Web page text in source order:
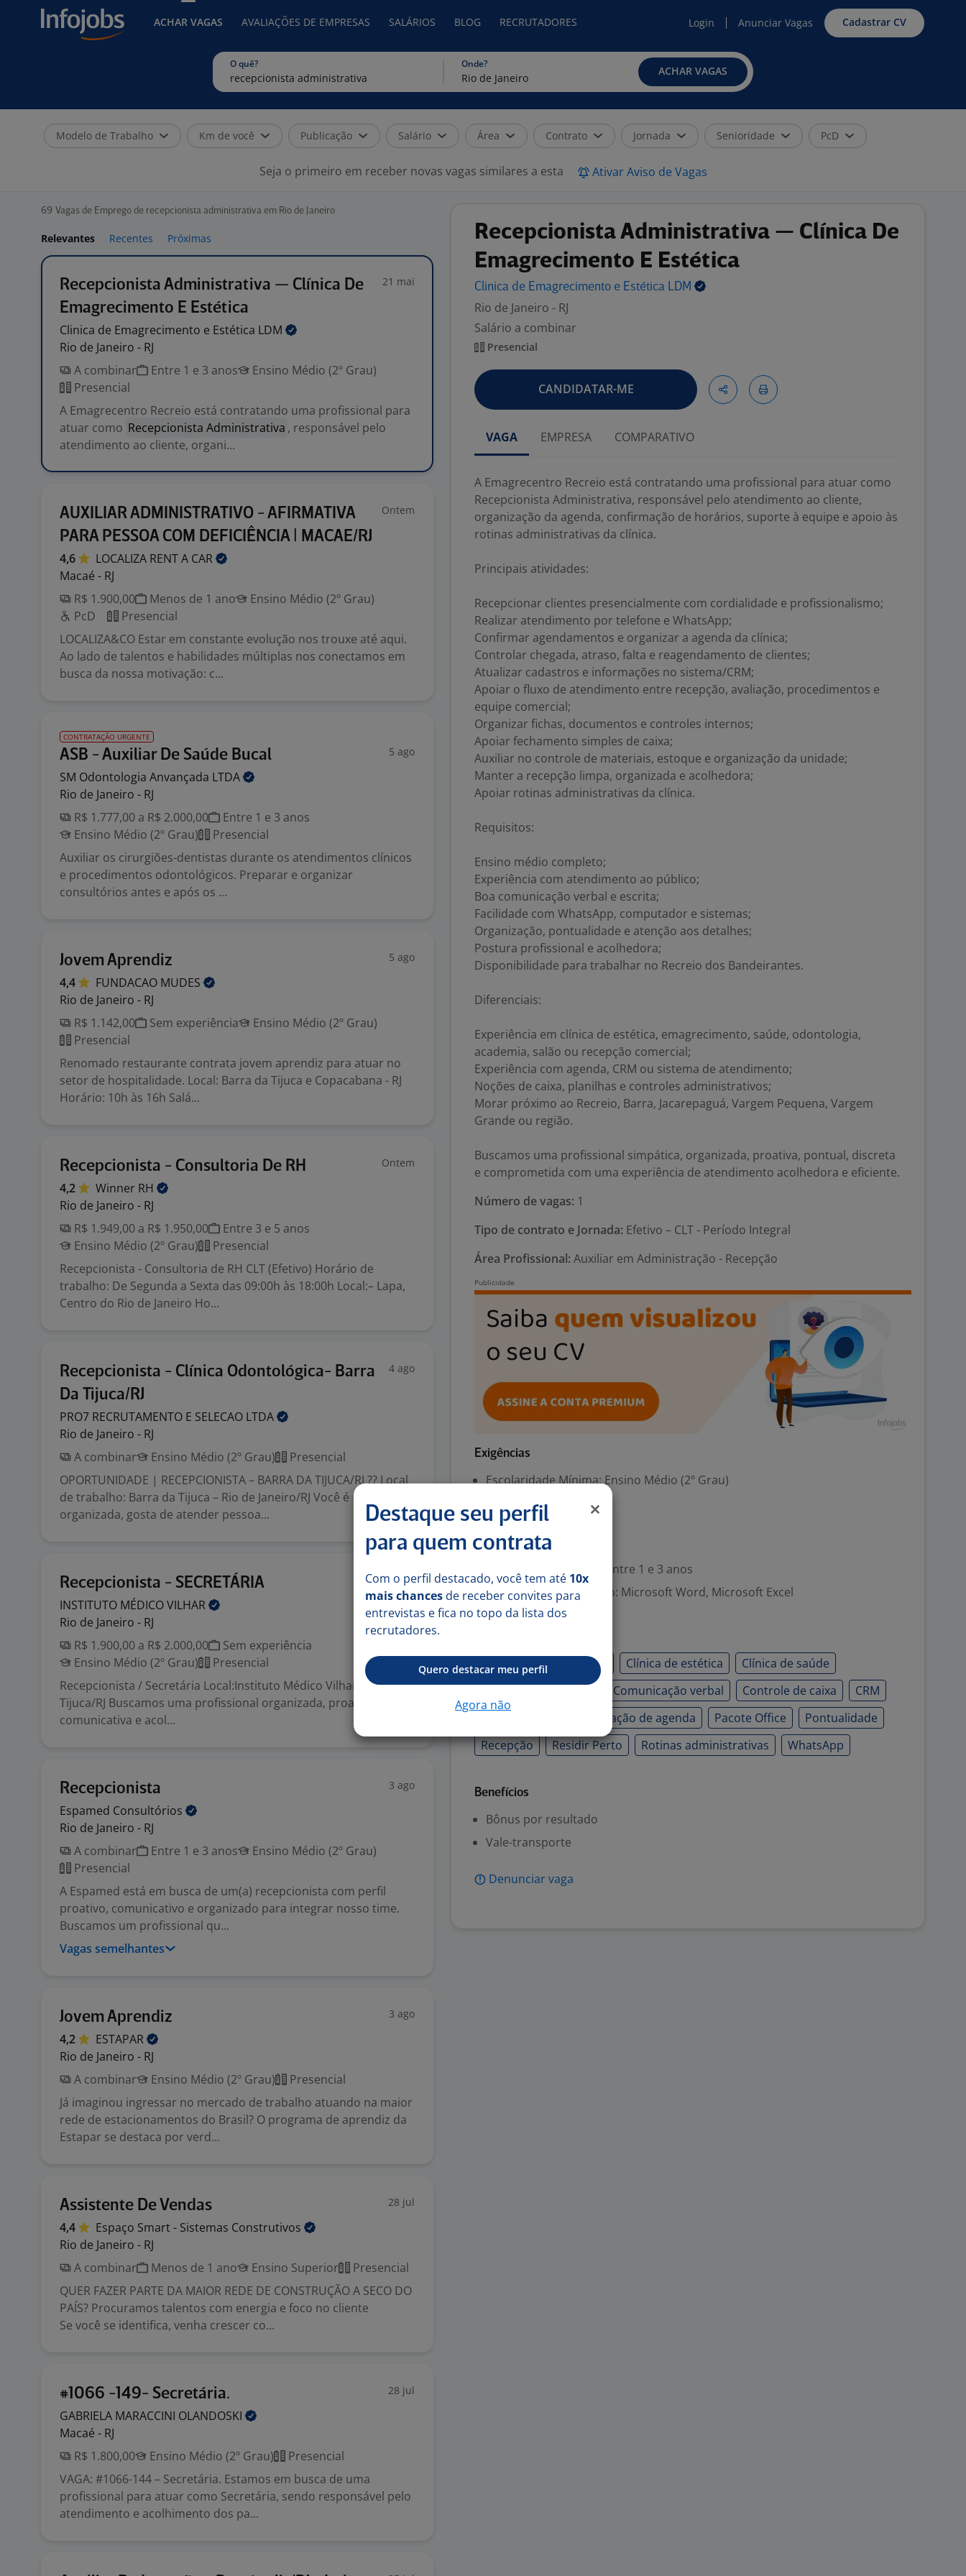
ACHAR VAGAS AVALIAÇÕES DE EMPRESAS SALÁRIOS BLOG RECRUTADORES Login Anunciar Vagas Cadastrar CV
O quê? Onde?
ACHAR VAGAS
Modelo de Trabalho Km de você Publicação Salário Área Contrato Jornada Senioridade PcD
Seja o primeiro em receber novas vagas similares a esta Ativar Aviso de Vagas
69 Vagas de Emprego de recepcionista administrativa em Rio de Janeiro
Relevantes Recentes Próximas
Recepcionista Administrativa — Clínica De
Emagrecimento E Estética
21 mai
Clinica de Emagrecimento e Estética LDM
Rio de Janeiro - RJ
A combinar
Entre 1 e 3 anos
Ensino Médio (2º Grau)
Presencial
A Emagrecentro Recreio está contratando uma profissional para
atuar como Recepcionista Administrativa , responsável pelo
atendimento ao cliente, organi...
AUXILIAR ADMINISTRATIVO - AFIRMATIVA
PARA PESSOA COM DEFICIÊNCIA | MACAE/RJ
Ontem
4,6 LOCALIZA RENT A CAR
Macaé - RJ
R$ 1.900,00
Menos de 1 ano
Ensino Médio (2º Grau)
PcD
Presencial
LOCALIZA&CO Estar em constante evolução nos trouxe até aqui.
Ao lado de talentos e habilidades múltiplas nos conectamos em
busca da nossa motivação: c...
CONTRATAÇÃO URGENTE
ASB - Auxiliar De Saúde Bucal 5 ago
SM Odontologia Anvançada LTDA
Rio de Janeiro - RJ
R$ 1.777,00 a R$ 2.000,00
Entre 1 e 3 anos
Ensino Médio (2º Grau)
Presencial
Auxiliar os cirurgiões-dentistas durante os atendimentos clínicos
e procedimentos odontológicos. Preparar e organizar
consultórios antes e após os ...
Jovem Aprendiz 5 ago
4,4 FUNDACAO MUDES
Rio de Janeiro - RJ
R$ 1.142,00
Sem experiência
Ensino Médio (2º Grau)
Presencial
Renomado restaurante contrata jovem aprendiz para atuar no
setor de hospitalidade. Local: Barra da Tijuca e Copacabana - RJ
Horário: 10h às 16h Salá...
Recepcionista - Consultoria De RH Ontem
4,2 Winner RH
Rio de Janeiro - RJ
R$ 1.949,00 a R$ 1.950,00
Entre 3 e 5 anos
Ensino Médio (2º Grau)
Presencial
Recepcionista - Consultoria de RH CLT (Efetivo) Horário de
trabalho: De Segunda a Sexta das 09:00h às 18:00h Local:– Lapa,
Centro do Rio de Janeiro Ho...
Recepcionista - Clínica Odontológica- Barra
Da Tijuca/RJ
4 ago
PRO7 RECRUTAMENTO E SELECAO LTDA
Rio de Janeiro - RJ
A combinar
Ensino Médio (2º Grau)
Presencial
OPORTUNIDADE | RECEPCIONISTA – BARRA DA TIJUCA/RJ ?? Local
de trabalho: Barra da Tijuca – Rio de Janeiro/RJ Você é
organizada, gosta de atender pessoa...
Recepcionista - SECRETÁRIA 3 ago
INSTITUTO MÉDICOVILHAR
Rio de Janeiro - RJ
R$ 1.900,00 a R$ 2.000,00
Sem experiência
Ensino Médio (2º Grau)
Presencial
Recepcionista / Secretária Local:Instituto Médico Vilhar Barra da
Tijuca/RJ Buscamos uma profissional organizada, proativa,
comunicativa e acol...
Recepcionista 3 ago
Espamed Consultórios
Rio de Janeiro - RJ
A combinar
Entre 1 e 3 anos
Ensino Médio (2º Grau)
Presencial
A Espamed está em busca de um(a) recepcionista com perfil
proativo, comunicativo e organizado para integrar nosso time.
Buscamos um profissional qu...
Vagas semelhantes
Jovem Aprendiz 3 ago
4,2
ESTAPAR
Rio de Janeiro - RJ
A combinar
Ensino Médio (2º Grau)
Presencial
Já imaginou ingressar no mercado de trabalho atuando na maior
rede de estacionamentos do Brasil? O programa de aprendiz da
Estapar se destaca por verd...
Assistente De Vendas 28 jul
4,4 Espaço Smart - Sistemas Construtivos
Rio de Janeiro - RJ
A combinar
Menos de 1 ano Ensino Superior
Presencial
QUER FAZER PARTE DA MAIOR REDE DE CONSTRUÇÃO A SECO DO
PAÍS? Procuramos talentos com energia e foco no cliente
Se você se identifica, venha crescer co...
#1066 -149- Secretária. 28 jul
GABRIELA MARACCINI OLANDOSKI
Macaé - RJ
R$ 1.800,00
Ensino Médio (2º Grau)
Presencial
VAGA: #1066-144 – Secretária. Estamos em busca de uma
profissional para atuar como Secretária, sendo responsável pelo
atendimento e acolhimento dos pa...
Recepcionista Administrativa — Clínica De
Emagrecimento E Estética
Clinica de Emagrecimento e Estética LDM
Rio de Janeiro - RJ
Salário a combinar
Presencial
CANDIDATAR-ME
VAGA EMPRESA COMPARATIVO
A Emagrecentro Recreio está contratando uma profissional para atuar como
Recepcionista Administrativa, responsável pelo atendimento ao cliente,
organização da agenda, confirmação de horários, suporte à equipe e apoio às
rotinas administrativas da clínica.
Principais atividades:
Recepcionar clientes presencialmente com cordialidade e profissionalismo;
Realizar atendimento por telefone e WhatsApp;
Confirmar agendamentos e organizar a agenda da clínica;
Controlar chegada, atraso, falta e reagendamento de clientes;
Atualizar cadastros e informações no sistema/CRM;
Apoiar o fluxo de atendimento entre recepção, avaliação, procedimentos e
equipe comercial;
Organizar fichas, documentos e controles internos;
Apoiar fechamento simples de caixa;
Auxiliar no controle de materiais, estoque e organização da unidade;
Manter a recepção limpa, organizada e acolhedora;
Apoiar rotinas administrativas da clínica.
Requisitos:
Ensino médio completo;
Experiência com atendimento ao público;
Boa comunicação verbal e escrita;
Facilidade com WhatsApp, computador e sistemas;
Organização, pontualidade e atenção aos detalhes;
Postura profissional e acolhedora;
Disponibilidade para trabalhar no Recreio dos Bandeirantes.
Diferenciais:
Experiência em clínica de estética, emagrecimento, saúde, odontologia,
academia, salão ou recepção comercial;
Experiência com agenda, CRM ou sistema de atendimento;
Noções de caixa, planilhas e controles administrativos;
Morar próximo ao Recreio, Barra, Jacarepaguá, Vargem Pequena, Vargem
Grande ou região.
Buscamos uma profissional simpática, organizada, proativa, pontual, discreta
e comprometida com uma experiência de atendimento acolhedora e eficiente.
Número de vagas: 1
Tipo de contrato e Jornada: Efetivo – CLT - Período Integral
Área Profissional: Auxiliar em Administração - Recepção
Exigências
Escolaridade Mínima: Ensino Médio (2º Grau)
Português (Nativo)
Valorizado
Experiência desejada: Entre 1 e 3 anos
Aplicações de Escritório: Microsoft Word, Microsoft Excel
Atendimento ao cliente Clínica de estética
Clínica de saúde
Comunicação verbal Controle de caixa
CRM
Organização de agenda Pacote Office
Pontualidade
Recepção
Residir Perto Rotinas administrativas WhatsApp
Benefícios
Bônus por resultado
Vale-transporte
Denunciar vaga
Destaque seu perfil
para quem contrata
Com o perfil destacado, você tem até 10x
mais chances de receber convites para
entrevistas e fica no topo da lista dos
recrutadores.
Quero destacar meu perfil
Agora não